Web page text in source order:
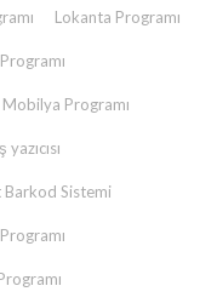
Lokanta Programı
Mobilya Programı
Sistemi